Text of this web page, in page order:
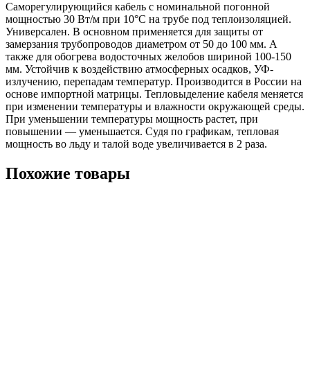
Саморегулирующийся кабель с номинальной погонной
мощностью 30 Вт/м при 10°C на трубе под теплоизоляцией.
Универсален. В основном применяется для защиты от
замерзания трубопроводов диаметром от 50 до 100 мм. А
также для обогрева водосточных желобов шириной 100-150
мм. Устойчив к воздействию атмосферных осадков, УФ-
излучению, перепадам температур. Производится в России на
основе импортной матрицы. Тепловыделение кабеля меняется
при изменении температуры и влажности окружающей среды.
При уменьшении температуры мощность растет, при
повышении — уменьшается. Судя по графикам, тепловая
мощность во льду и талой воде увеличивается в 2 раза.
Похожие товары